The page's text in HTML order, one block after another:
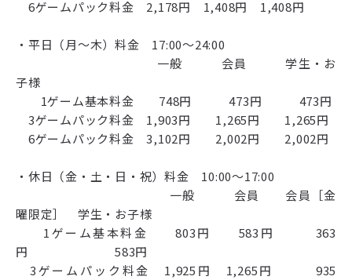
6ゲームパック料金 2,178円 1,408円 1,408円
・平日（月～木）料金 17:00～24:00
一般 会員 学生・お
子様
1ゲーム基本料金 748円 473円 473円
3ゲームパック料金 1,903円 1,265円 1,265円
6ゲームパック料金 3,102円 2,002円 2,002円
・休日（金・土・日・祝）料金 10:00～17:00
一般 会員 会員［金
曜限定］ 学生・お子様
1ゲーム基本料金 803円 583円 363
円 583円
3ゲームパック料金 1,925円 1,265円 935